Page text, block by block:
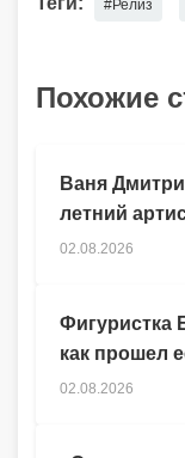
#Релиз
Похожие
Ваня
летний
02.08.2026
Фигуристка
как прошел
02.08.2026